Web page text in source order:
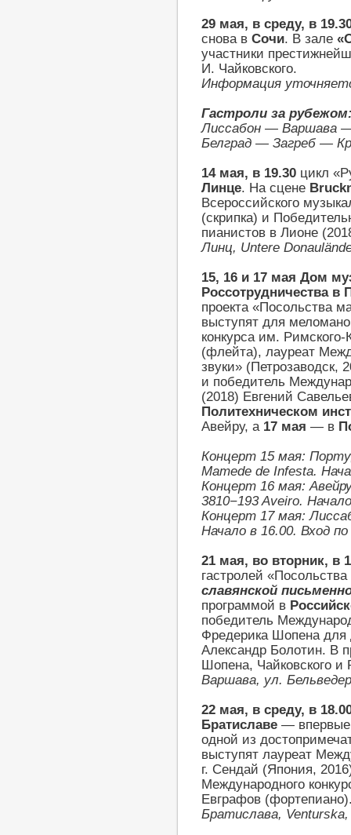
29 мая, в среду, в
снова в Сочи. В зале
участники
И. Чайковского.
Информация
Гастроли за
Лиссабон — Варшава
Белград — Загреб —
14 мая, в 19.30 цикл
Линце. На сцене
Всероссийского
(скрипка) и
пианистов в Лионе
Линц, Untere
15, 16 и 17 мая Дом
Россотрудничества в
проекта «Посольства
выступят для
конкурса им.
(флейта), лауреат
звуки»
и победитель
(2018) Евгений
Политехническом
Авейру, а 17 мая — в
Концерт 15 мая: Порту
Mamede de Infesta.
Концерт 16 мая: Авейру
3810−193 Aveiro.
Концерт 17 мая:
Начало в 16.00. Вход
21 мая, во вторник, в
гастролей
славянской
программой в
победитель
Фредерика Шопена
Александр Болотин. В
Шопена, Чайковского и
Варшава, ул.
22 мая, в среду, в
Братиславе — впервые
одной из
выступят лауреат
г. Сендай (Япония,
Международного
Евграфов
Братислава,